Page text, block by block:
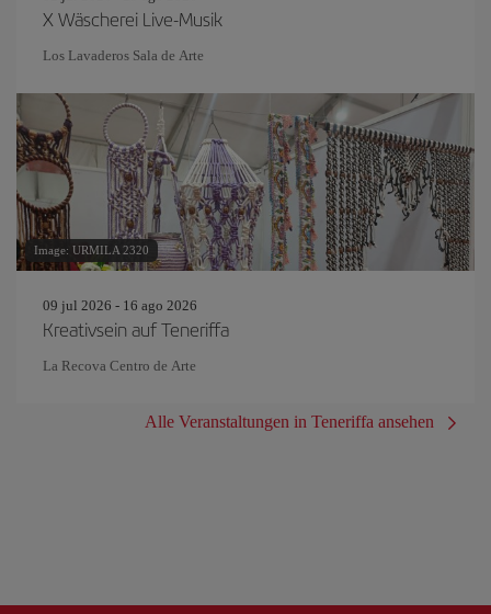
X Wäscherei Live-Musik
Los Lavaderos Sala de Arte
Image: URMILA 2320
09 jul 2026 - 16 ago 2026
Kreativsein auf Teneriffa
La Recova Centro de Arte
Alle Veranstaltungen in Teneriffa ansehen